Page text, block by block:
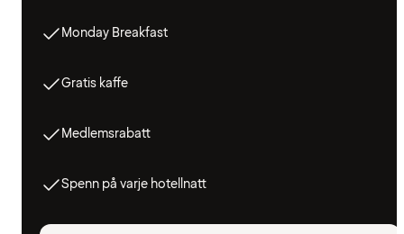
Monday Breakfast
Gratis kaffe
Medlemsrabatt
Spenn på varje hotellnatt